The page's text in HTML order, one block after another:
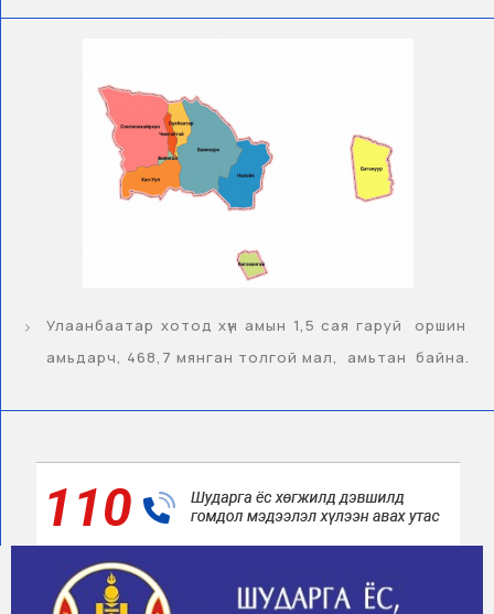
Улаанбаатар хотод хүн амын 1,5 сая гаруй оршин
амьдарч, 468,7 мянган толгой мал, амьтан байна.